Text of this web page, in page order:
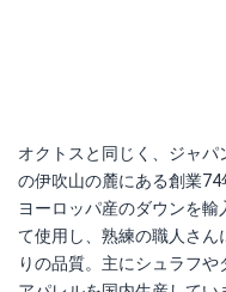
オクトスと同じく、ジャ
の伊吹山の麓にある創業74
ヨーロッパ産のダウンを
て使用し、熟練の職人さ
りの品質。主にシュラフ